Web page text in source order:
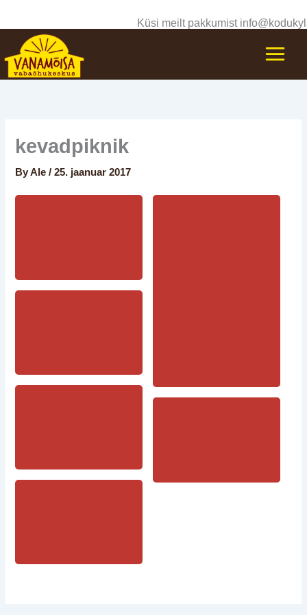
content
Küsi meilt pakkumist
kevadpiknik
ByAle/25. jaanuar 2017